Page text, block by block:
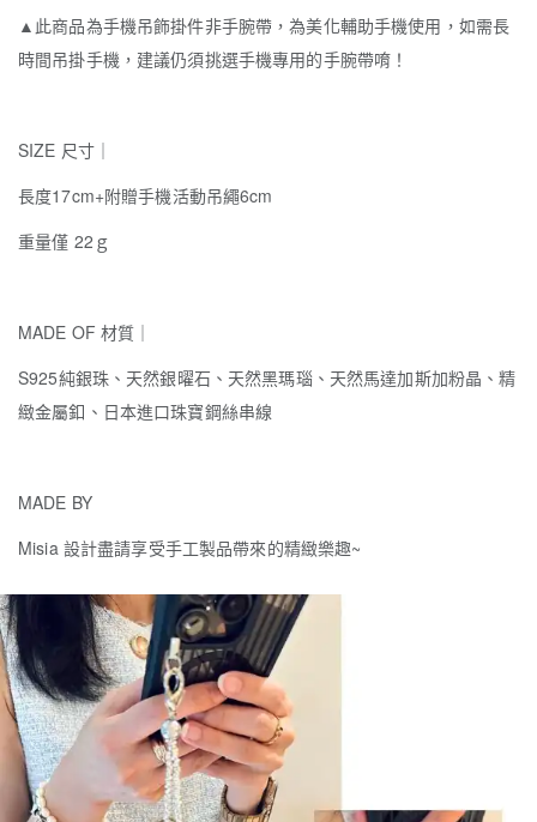
▲此商品為手機吊飾掛件非手腕帶，為美化輔助手機使用，如需長
時間吊掛手機，建議仍須挑選手機專用的手腕帶唷！
SIZE 尺寸｜
長度17cm+附贈手機活動吊繩6cm
重量僅 22ｇ
MADE OF 材質｜
S925純銀珠、天然銀曜石、天然黑瑪瑙、天然馬達加斯加粉晶、精
緻金屬釦、日本進口珠寶鋼絲串線
MADE BY
Misia 設計盡請享受手工製品帶來的精緻樂趣~